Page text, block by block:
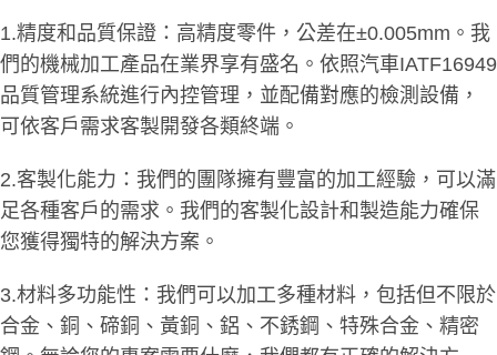
1.精度和品質保證：高精度零件，公差在±0.005mm。我
們的機械加工產品在業界享有盛名。依照汽車IATF16949
品質管理系統進行內控管理，並配備對應的檢測設備，
可依客戶需求客製開發各類終端。
2.客製化能力：我們的團隊擁有豐富的加工經驗，可以滿
足各種客戶的需求。我們的客製化設計和製造能力確保
您獲得獨特的解決方案。
3.材料多功能性：我們可以加工多種材料，包括但不限於
合金、銅、碲銅、黃銅、鋁、不銹鋼、特殊合金、精密